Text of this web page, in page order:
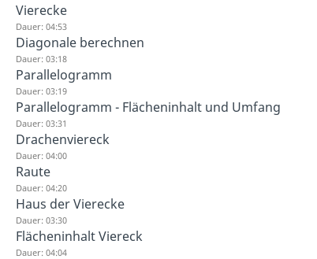
Vierecke
Dauer: 04:53
Diagonale berechnen
Dauer: 03:18
Parallelogramm
Dauer: 03:19
Parallelogramm - Flächeninhalt und Umfang
Dauer: 03:31
Drachenviereck
Dauer: 04:00
Raute
Dauer: 04:20
Haus der Vierecke
Dauer: 03:30
Flächeninhalt Viereck
Dauer: 04:04